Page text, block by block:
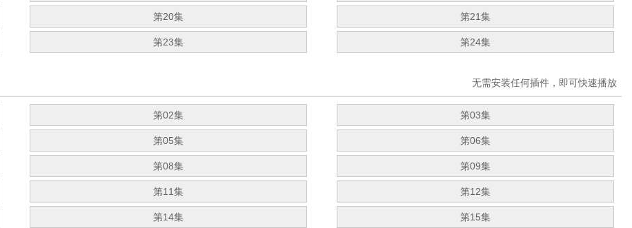
第20集 第21集
第23集 第24集
无需安装任何插件，即可快速播放
第02集 第03集
第05集 第06集
第08集 第09集
第11集 第12集
第14集 第15集